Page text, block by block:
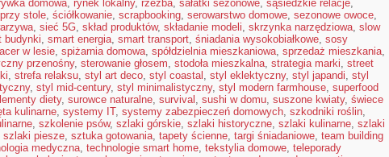
domowa, rynek lokalny, rzeźba, sałatki sezonowe, sąsiedzkie relacje,
stole, ściółkowanie, scrapbooking, serowarstwo domowe, sezonowe owoce,
, sieć 5G, skład produktów, składanie modeli, skrzynka narzędziowa, slow
budynki, smart energia, smart transport, śniadania wysokobiałkowe, sosy
w lesie, spiżarnia domowa, spółdzielnia mieszkaniowa, sprzedaż mieszkania,
przenośny, sterowanie głosem, stodoła mieszkalna, strategia marki, street
, strefa relaksu, styl art deco, styl coastal , styl eklektyczny, styl japandi, styl
, styl mid-century, styl minimalistyczny, styl modern farmhouse, superfood
diety, surowce naturalne, survival , sushi w domu, suszone kwiaty, świece
kulinarne, systemy IT, systemy zabezpieczeń domowych, szkodniki roślin,
, szkolenie psów, szlaki górskie, szlaki historyczne, szlaki kulinarne, szlaki
szlaki piesze, sztuka gotowania, tapety ścienne, targi śniadaniowe, team building
medyczna, technologie smart home, tekstylia domowe, teleporady